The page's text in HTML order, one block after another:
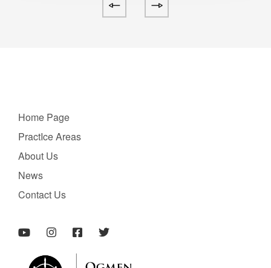
Home Page
PractIce Areas
About Us
News
Contact Us